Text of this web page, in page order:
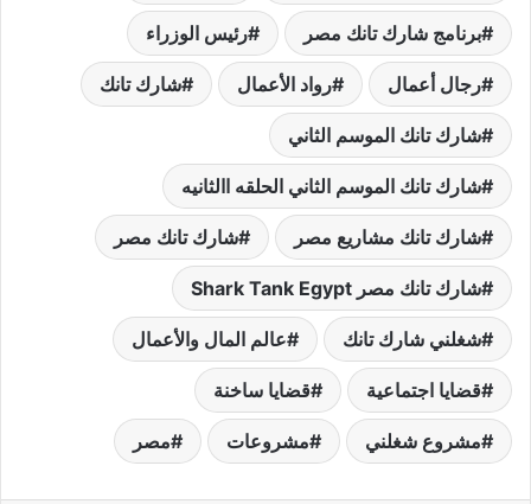
برنامج شارك تانك مصر رئيس الوزراء
رجال أعمال رواد الأعمال شارك تانك
شارك تانك الموسم الثاني
شارك تانك الموسم الثاني الحلقه االثانيه
شارك تانك مشاريع مصر شارك تانك مصر
شارك تانك مصر Shark Tank Egypt
شغلني شارك تانك عالم المال والأعمال
قضايا اجتماعية قضايا ساخنة
مشروع شغلني مشروعات مصر